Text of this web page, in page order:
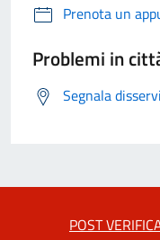
Prenota un
Problemi in
Segnala
POST